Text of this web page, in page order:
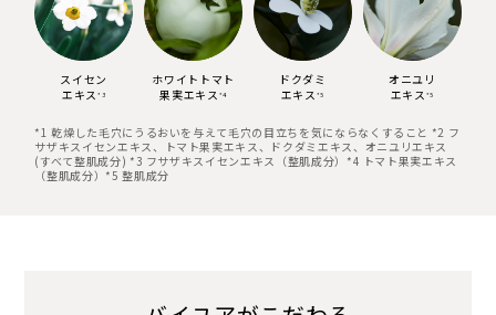
スイセン
エキス *3
ホワイトトマト
果実エキス *4
ドクダミ
エキス *5
オニユリ
エキス *5
*1 乾燥した毛穴にうるおいを与えて毛穴の目立ちを気にならなくすること *2 フ
サザキスイセンエキス、トマト果実エキス、ドクダミエキス、オニユリエキス
(すべて整肌成分) *3 フサザキスイセンエキス（整肌成分）*4 トマト果実エキス
（整肌成分）*5 整肌成分